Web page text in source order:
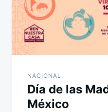
NACIONAL
Día de las
México